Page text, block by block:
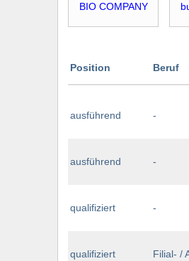
BIO COMPANY
Position Beruf
ausführend -
ausführend -
qualifiziert -
qualifiziert Filial- /